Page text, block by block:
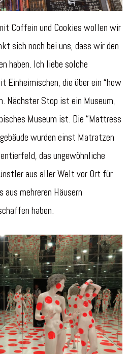
Coffein und Cookies wollen wir
sich noch bei uns, dass wir den
haben. Ich liebe solche
Einheimischen, die über ein “how
Nächster Stop ist ein Museum,
Museum ist. Die “Mattress
wurden einst Matratzen
das ungewöhnliche
aus aller Welt vor Ort für
aus mehreren Häusern
haben.